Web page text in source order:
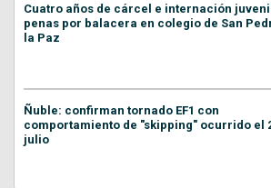
Cuatro años de cárcel e internación
penas por balacera en colegio de San
la Paz
Ñuble: confirman tornado EF1 con
comportamiento de "skipping" ocurrido el
julio